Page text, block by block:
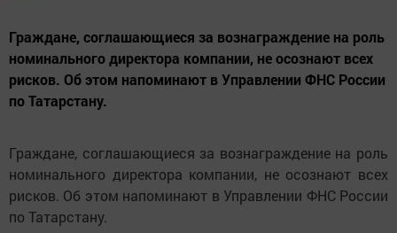
Граждане, соглашающиеся за вознаграждение на роль
номинального директора компании, не осознают всех
рисков. Об этом напоминают в Управлении ФНС России
по Татарстану.
Граждане, соглашающиеся за вознаграждение на роль
номинального директора компании, не осознают всех
рисков. Об этом напоминают в Управлении ФНС России
по Татарстану.